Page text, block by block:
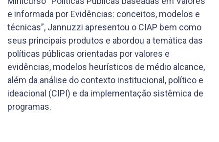
e informada por Evidências: conceitos, modelos e
técnicas”, Jannuzzi apresentou o CIAP bem como
seus principais produtos e abordou a temática das
políticas públicas orientadas por valores e
evidências, modelos heurísticos de médio alcance,
além da análise do contexto institucional, político e
ideacional (CIPI) e da implementação sistêmica de
programas.